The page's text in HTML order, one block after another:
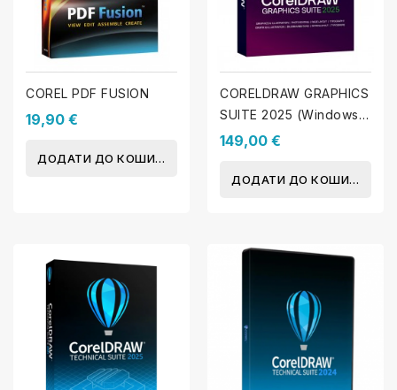
COREL PDF FUSION
19,90 €
ДОДАТИ ДО КОШИКА
CORELDRAW GRAPHICS
SUITE 2025 (Windows -
MAC)
149,00 €
ДОДАТИ ДО КОШИКА